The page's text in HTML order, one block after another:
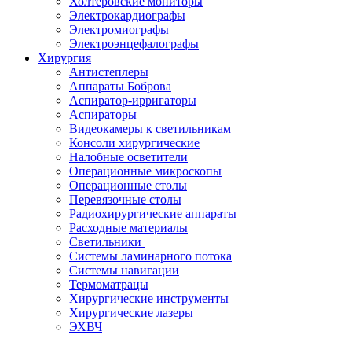
Электрокардиографы
Электромиографы
Электроэнцефалографы
Хирургия
Антистеплеры
Аппараты Боброва
Аспиратор-ирригаторы
Аспираторы
Видеокамеры к светильникам
Консоли хирургические
Налобные осветители
Операционные микроскопы
Операционные столы
Перевязочные столы
Радиохирургические аппараты
Расходные материалы
Светильники
Системы ламинарного потока
Системы навигации
Термоматрацы
Хирургические инструменты
Хирургические лазеры
ЭХВЧ